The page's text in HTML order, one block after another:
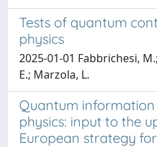
Tests of quantum
physics
2025-01-01 Fabbrichesi,
E.; Marzola, L.
Quantum
physics: input to the
European strategy